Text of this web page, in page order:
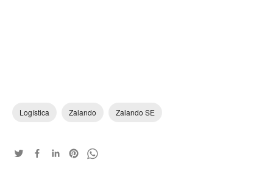
Logística Zalando Zalando SE